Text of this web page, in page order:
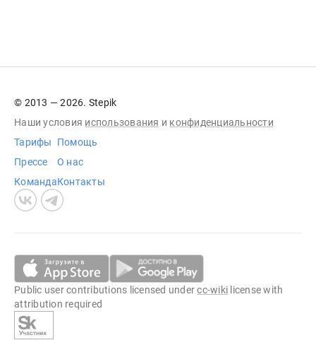
© 2013 — 2026. Stepik
Наши условия использования и конфиденциальности
Тарифы
Прессе
Команда
Помощь
О нас
Контакты
Public user contributions licensed undercc-wiki license with
attribution required